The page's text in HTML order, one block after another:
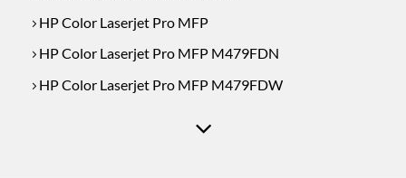
HP Color Laserjet Pro MFP
HP Color Laserjet Pro MFP M479FDN
HP Color Laserjet Pro MFP M479FDW